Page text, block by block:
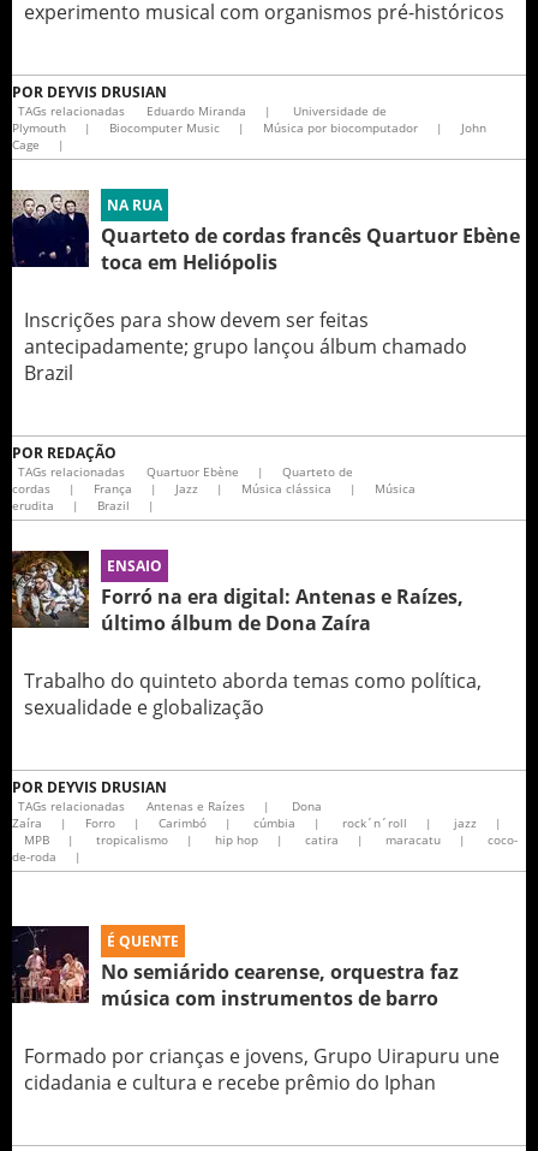
experimento musical com organismos pré-históricos
POR DEYVIS DRUSIAN
TAGs relacionadas Eduardo Miranda |
Universidade de
Plymouth
| Biocomputer Music | Música por biocomputador |
John
Cage
|
NA RUA
Quarteto de cordas francês Quartuor Ebène
toca em Heliópolis
Inscrições para show devem ser feitas
antecipadamente; grupo lançou álbum chamado
Brazil
POR REDAÇÃO
TAGs relacionadas Quartuor Ebène |
Quarteto de
cordas
| França | Jazz | Música clássica |
Música
erudita
| Brazil |
ENSAIO
Forró na era digital: Antenas e Raízes,
último álbum de Dona Zaíra
Trabalho do quinteto aborda temas como política,
sexualidade e globalização
POR DEYVIS DRUSIAN
TAGs relacionadas Antenas e Raízes |
Dona
Zaíra
| Forro | Carimbó | cúmbia | rock´n´roll | jazz
|
MPB
| tropicalismo | hip hop | catira | maracatu |
coco-
de-roda
|
É QUENTE
No semiárido cearense, orquestra faz
música com instrumentos de barro
Formado por crianças e jovens, Grupo Uirapuru une
cidadania e cultura e recebe prêmio do Iphan